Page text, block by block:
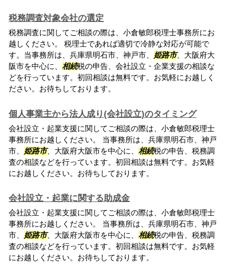
税務調査対象会社の選定
税務調査に関してご相談の際は、小倉敏郎税理士事務所にお
越しください。 税理士であれば適切で冷静な対応が可能で
す。当事務所は、兵庫県明石市、神戸市、 姫路市、大阪府大
阪市を中心に、 相続税の申告、会社設立・企業支援の相談な
どを行っています。初回相談は無料です。お気軽にお越しく
ださい。お待ちしております。
個人事業主から法人成り(会社設立)のタイミング
会社設立・起業支援に関してご相談の際は、小倉敏郎税理士
事務所にお越しください。 当事務所は、兵庫県明石市、神戸
市、 姫路市、大阪府大阪市を中心に、 相続税の申告、税務調
査の相談などを行っています。初回相談は無料です。お気軽
にお越しください。お待ちしております。
会社設立・起業に関する助成金
会社設立・起業支援に関してご相談の際は、小倉敏郎税理士
事務所にお越しください。 当事務所は、兵庫県明石市、神戸
市、 姫路市、大阪府大阪市を中心に、 相続税の申告、税務調
査の相談などを行っています。初回相談は無料です。お気軽
にお越しください。お待ちしております。